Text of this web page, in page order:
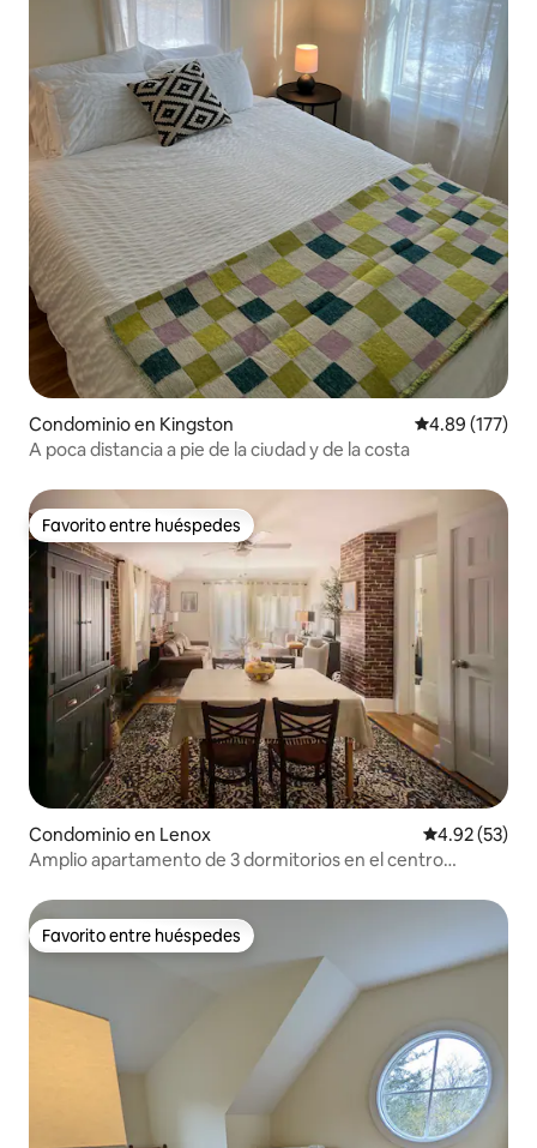
Condominio en Kingston Calificación
4.89 (177)
A poca distancia a pie de la ciudad y de la costa
Favorito entre huéspedes
Favorito entre huéspedes
Condominio en Lenox Calificación
4.92 (53)
Amplio apartamento de 3 dormitorios en el centro
Favorito entre huéspedes
Favorito entre huéspedes